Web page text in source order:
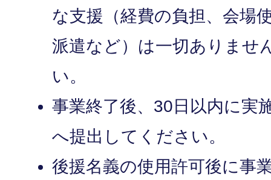
な支援（経費の負担、会場
派遣など）は一切ありませ
い。
事業終了後、30日以内に実
へ提出してください。
後援名義の使用許可後に事